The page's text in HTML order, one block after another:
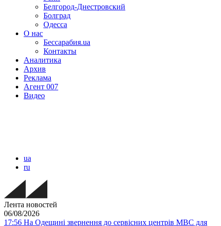
Белгород-Днестровский
Болград
Одесса
О нас
Бессарабия.ua
Контакты
Аналитика
Архив
Реклама
Агент 007
Видео
ua
ru
Лента новостей
06/08/2026
17:56 На Одещині звернення до сервісних центрів МВС для